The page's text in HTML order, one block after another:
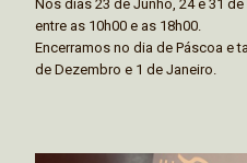
Nos dias 23 de Junho, 24 e 31
entre as 10h00 e as 18h00.
Encerramos no dia de Páscoa e
de Dezembro e 1 de Janeiro.